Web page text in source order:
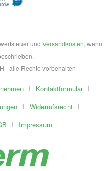
und Versandkosten, wenn
- alle Rechte vorbehalten
Kontaktformular
Widerrufsrecht
Impressum